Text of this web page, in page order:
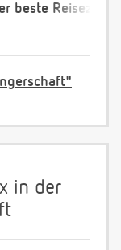
beste
in der